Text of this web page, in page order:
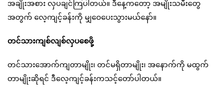
အချိုးအစား လှပချင်ကြပါတယ်။ ဒီနေ့ကတော့ အမျိုးသမီးတွေ
အတွက် လေ့ကျင့်ခန်းကို မျှဝေပေးသွားမယ်နော်။
တင်သားကျစ်လျစ်လှပစေဖို့
တင်သားအောက်ကျတာမျိုး၊ တင်မရှိတာမျိုး၊ အနောက်ကို မထွက်
တာမျိုးဆိုရင် ဒီလေ့ကျင့်ခန်းကသင့်တော်ပါတယ်။